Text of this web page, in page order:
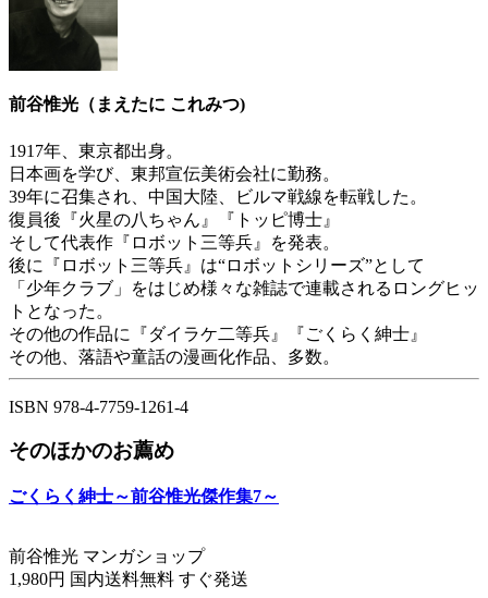
前谷惟光（まえたに これみつ)
1917年、東京都出身。
日本画を学び、東邦宣伝美術会社に勤務。
39年に召集され、中国大陸、ビルマ戦線を転戦した。
復員後『火星の八ちゃん』『トッピ博士』
そして代表作『ロボット三等兵』を発表。
後に『ロボット三等兵』は“ロボットシリーズ”として
「少年クラブ」をはじめ様々な雑誌で連載されるロングヒッ
トとなった。
その他の作品に『ダイラケ二等兵』『ごくらく紳士』
その他、落語や童話の漫画化作品、多数。
ISBN 978-4-7759-1261-4
そのほかのお薦め
ごくらく紳士～前谷惟光傑作集7～
前谷惟光 マンガショップ
1,980円 国内送料無料 すぐ発送